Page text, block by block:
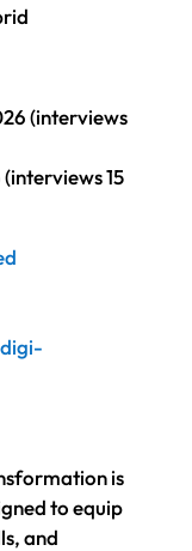
(interviews
(interviews 15
digi-
is
to equip
and